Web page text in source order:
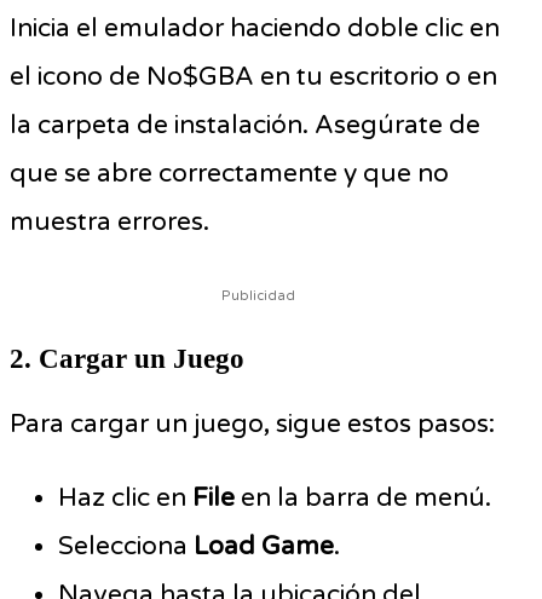
Inicia el emulador haciendo doble clic en
el icono de No$GBA en tu escritorio o en
la carpeta de instalación. Asegúrate de
que se abre correctamente y que no
muestra errores.
Publicidad
2. Cargar un Juego
Para cargar un juego, sigue estos pasos:
Haz clic en File en la barra de menú.
Selecciona Load Game.